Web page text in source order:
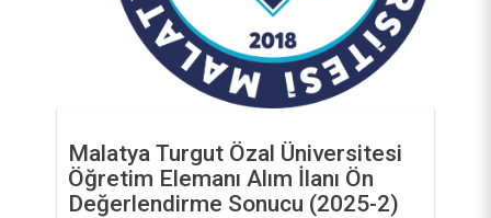
Malatya Turgut Özal Üniversitesi
Öğretim Elemanı Alım İlanı Ön
Değerlendirme Sonucu (2025-2)